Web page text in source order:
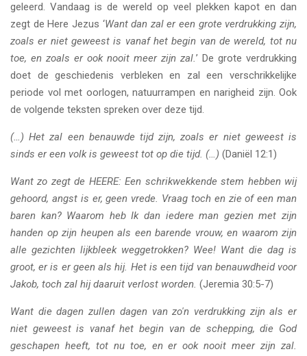
geleerd. Vandaag is de wereld op veel plekken kapot en dan
zegt de Here Jezus ‘Want dan zal er een grote verdrukking zijn,
zoals er niet geweest is vanaf het begin van de wereld, tot nu
toe, en zoals er ook nooit meer zijn zal.’ De grote verdrukking
doet de geschiedenis verbleken en zal een verschrikkelijke
periode vol met oorlogen, natuurrampen en narigheid zijn. Ook
de volgende teksten spreken over deze tijd.
(…) Het zal een benauwde tijd zijn, zoals er niet geweest is
sinds er een volk is geweest tot op die tijd. (…) (Daniël 12:1)
Want zo zegt de HEERE: Een schrikwekkende stem hebben wij
gehoord, angst is er, geen vrede. Vraag toch en zie of een man
baren kan? Waarom heb Ik dan iedere man gezien met zijn
handen op zijn heupen als een barende vrouw, en waarom zijn
alle gezichten lijkbleek weggetrokken? Wee! Want die dag is
groot, er is er geen als hij. Het is een tijd van benauwdheid voor
Jakob, toch zal hij daaruit verlost worden. (Jeremia 30:5-7)
Want die dagen zullen dagen van zo'n verdrukking zijn als er
niet geweest is vanaf het begin van de schepping, die God
geschapen heeft, tot nu toe, en er ook nooit meer zijn zal.